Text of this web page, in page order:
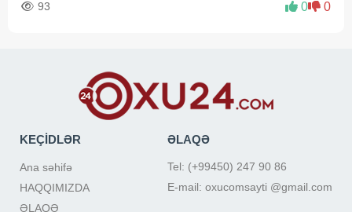
93 0 0
KEÇİDLƏR
Ana səhifə
HAQQIMIZDA
ƏLAQƏ
ƏLAQƏ
Tel: (+99450) 247 90 86
E-mail: oxucomsayti @gmail.com